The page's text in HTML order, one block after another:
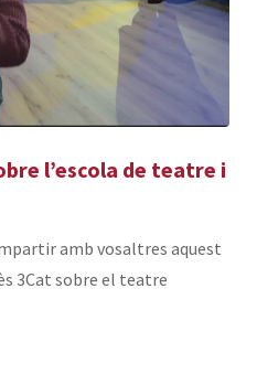
l’escola de teatre i
amb vosaltres aquest
3Cat sobre el teatre